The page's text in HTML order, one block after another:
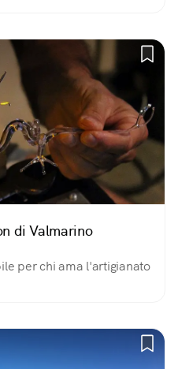
di Valmarino
per chi ama l'artigianato